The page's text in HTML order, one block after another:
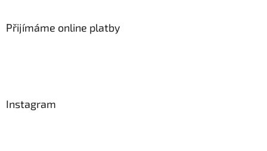
Přijímáme online platby
Instagram